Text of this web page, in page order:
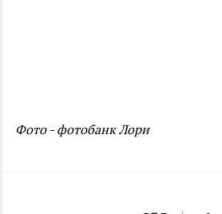
Фото - фотобанк Лори